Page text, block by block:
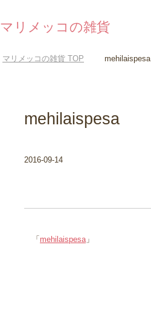
マリメッコの雑貨
マリメッコの雑貨 TOP mehilaispesa
mehilaispesa
2016-09-14
「 mehilaispesa」